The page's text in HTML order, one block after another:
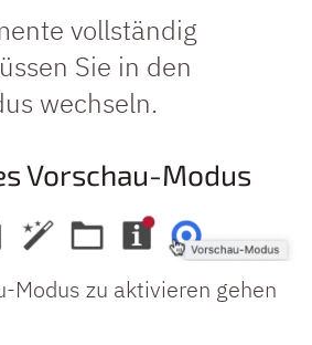
vollständig
Sie in den
wechseln.
Vorschau-Modus
Modus zu aktivieren gehen